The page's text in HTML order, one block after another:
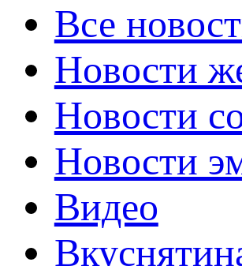
Все
Новости
Новости
Новости
Видео